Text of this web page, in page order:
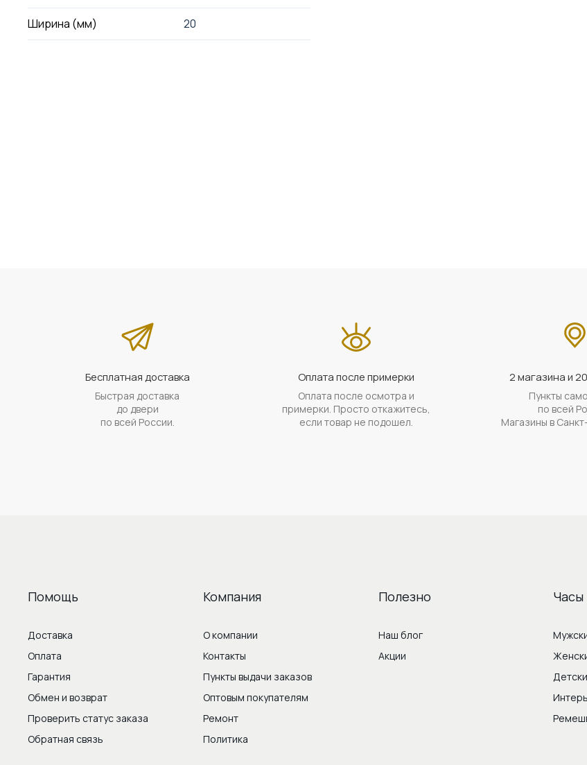
Ширина (мм) 20
Бесплатная доставка
Быстрая доставка
до двери
по всей России.
Оплата после примерки
Оплата после осмотра и
примерки. Просто откажитесь,
если товар не подошел.
2 магазина и
Пункты
по всей
Магазины в
Помощь
Доставка
Оплата
Гарантия
Обмен и возврат
Проверить статус заказа
Обратная связь
Компания
О компании
Контакты
Пункты выдачи заказов
Оптовым покупателям
Ремонт
Политика
Полезно
Наш блог
Акции
Часы